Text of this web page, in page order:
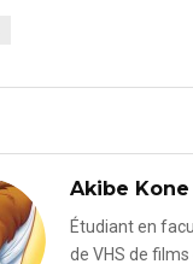
Akibe Kone
Étudiant en
de VHS de